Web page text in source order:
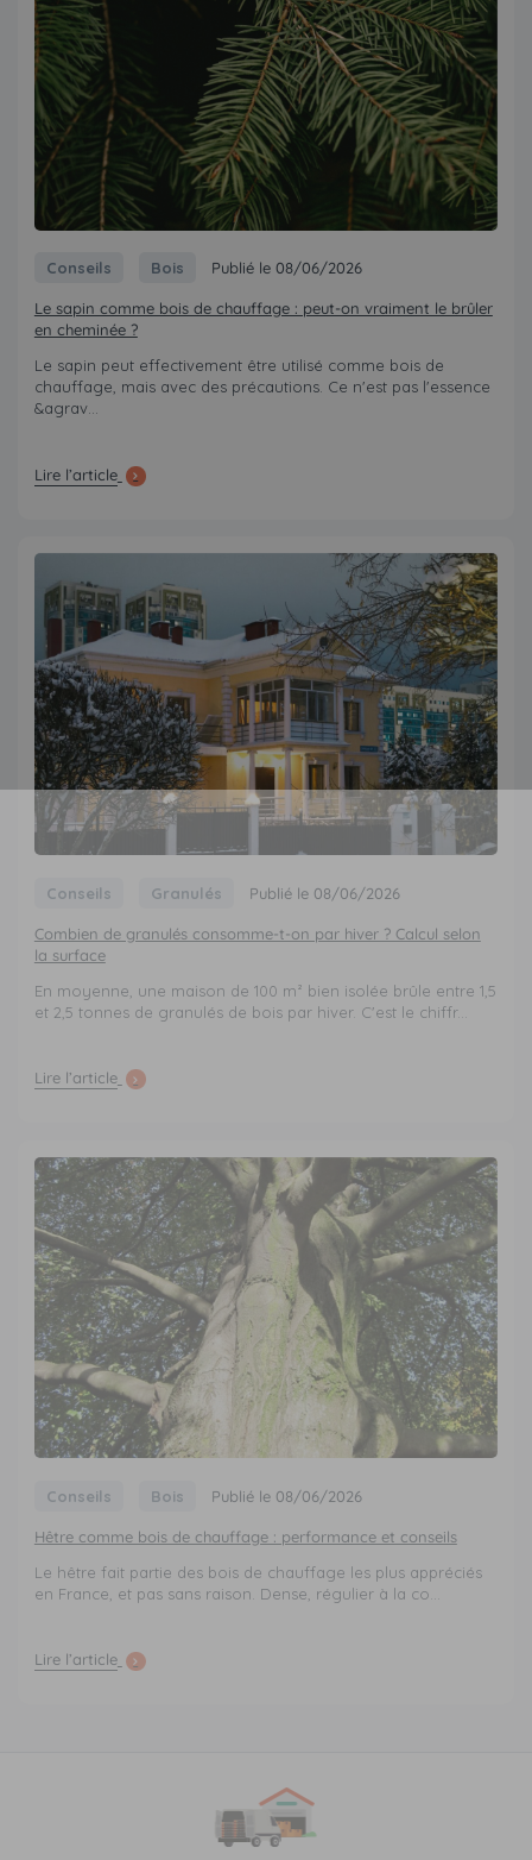
Conseils Bois Publié le 08/06/2026
Le sapin comme bois de chauffage : peut-on vraiment le brûler
en cheminée ?
Le sapin peut effectivement être utilisé comme bois de
chauffage, mais avec des précautions. Ce n'est pas l'essence
&agrav...
Lire l’article
Conseils Granulés Publié le 08/06/2026
Combien de granulés consomme-t-on par hiver ? Calcul selon
la surface
En moyenne, une maison de 100 m² bien isolée brûle entre 1,5
et 2,5 tonnes de granulés de bois par hiver. C'est le chiffr...
Lire l’article
Conseils Bois Publié le 08/06/2026
Hêtre comme bois de chauffage : performance et conseils
Le hêtre fait partie des bois de chauffage les plus appréciés
en France, et pas sans raison. Dense, régulier à la co...
Lire l’article